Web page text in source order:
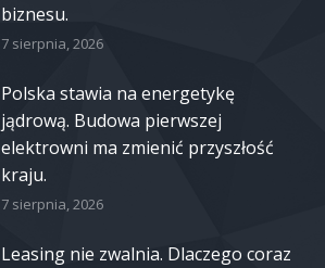
biznesu.
7 sierpnia, 2026
Polska stawia na energetykę
jądrową. Budowa pierwszej
elektrowni ma zmienić przyszłość
kraju.
7 sierpnia, 2026
Leasing nie zwalnia. Dlaczego coraz